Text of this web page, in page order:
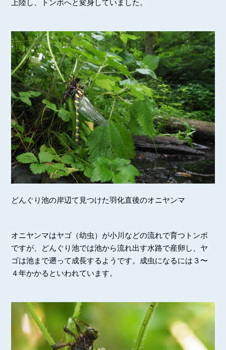
上陸し、トンボへと変身していました。
どんぐり池の岸辺て見つけた羽化直後のオニヤンマ
オニヤンマはヤゴ（幼虫）が小川などの流れで育つトンボ
ですが、どんぐり池では池から流れ出す水路で産卵し、ヤ
ゴは池まで遡って成長するようです。成虫になるには３〜
４年かかるといわれています。